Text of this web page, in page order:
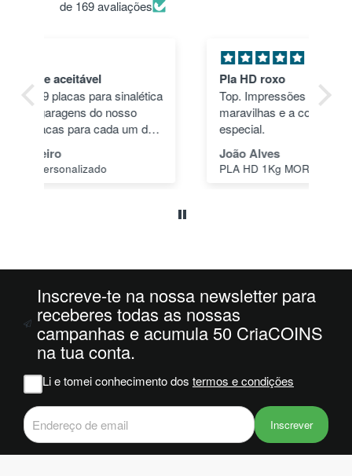
de 169 avaliações
Pla HD roxo
Top. Impressões correram às mil
maravilhas e a cor deu um toque
especial.
PLA HD 1Kg MORADO WINKLE - LILÁS – WINKLE
Inscreve-te na nossa newsletter para
receberes todas as nossas
campanhas e acumula 50 CriaCOINS
na tua conta.
Li e tomei conhecimento dos termos e condições
Inscrever